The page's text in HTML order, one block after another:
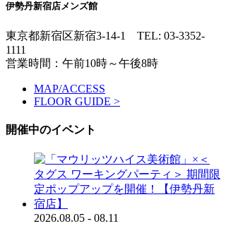
伊勢丹新宿店メンズ館
東京都新宿区新宿3-14-1 TEL: 03-3352-
1111
営業時間：午前10時～午後8時
MAP/ACCESS
FLOOR GUIDE >
開催中のイベント
2026.08.05 - 08.11